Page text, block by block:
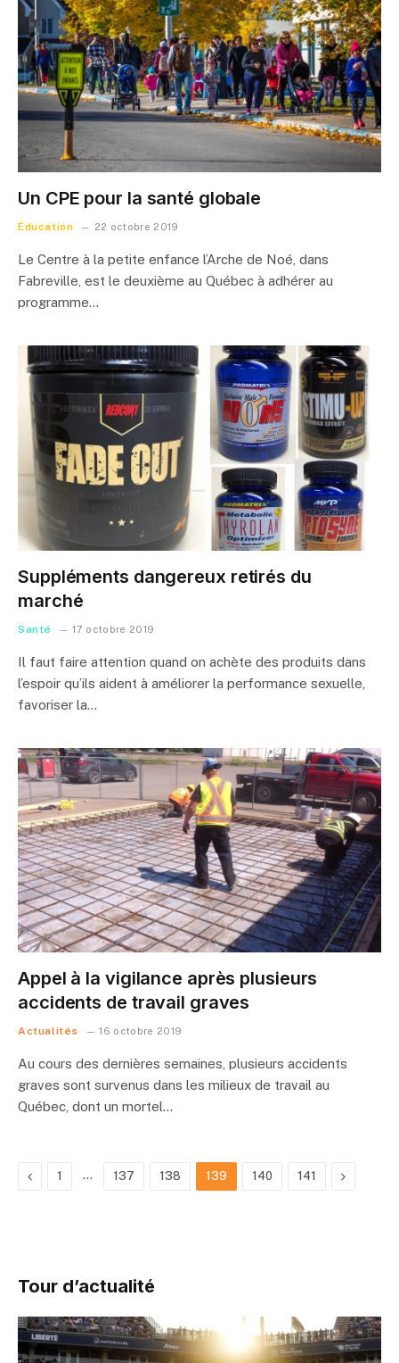
Un CPE pour la santé globale
Éducation 22 octobre 2019
Le Centre à la petite enfance l’Arche de Noé, dans
Fabreville, est le deuxième au Québec à adhérer au
programme…
Suppléments dangereux retirés du
marché
Santé 17 octobre 2019
Il faut faire attention quand on achète des produits dans
l’espoir qu’ils aident à améliorer la performance sexuelle,
favoriser la…
Appel à la vigilance après plusieurs
accidents de travail graves
Actualités 16 octobre 2019
Au cours des dernières semaines, plusieurs accidents
graves sont survenus dans les milieux de travail au
Québec, dont un mortel…
Previous
1 … 137 138 139 140 141 Next
Tour d’actualité